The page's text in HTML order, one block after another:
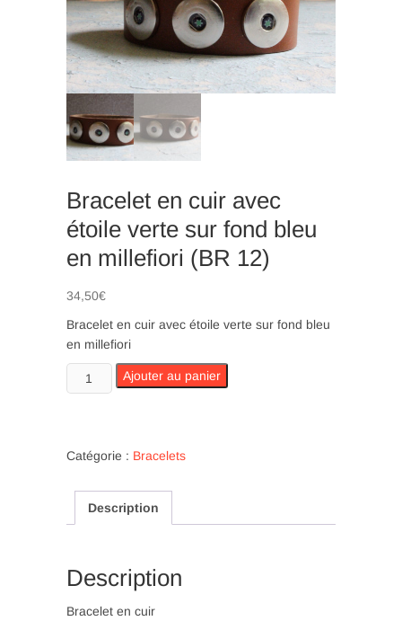
Bracelet en cuir avec
étoile verte sur fond bleu
en millefiori (BR 12)
34,50€
Bracelet en cuir avec étoile verte sur fond bleu
en millefiori
quantité
de
cuir
étoile
verte
bleu
en
millefiori
Ajouter au panier
Catégorie : Bracelets
Description
Description
Bracelet en cuir